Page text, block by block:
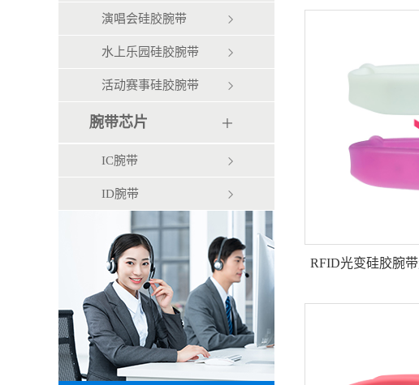
演唱会硅胶腕带
水上乐园硅胶腕带
活动赛事硅胶腕带
腕带芯片
IC腕带
ID腕带
RFID光变硅胶腕